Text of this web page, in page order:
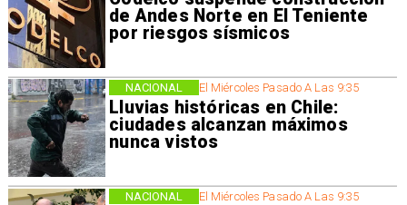
de Andes Norte en El Teniente
por riesgos sísmicos
El Miércoles Pasado A Las 9:35
Lluvias históricas en Chile:
ciudades alcanzan máximos
nunca vistos
NACIONAL
El Miércoles Pasado A Las 9:35
NACIONAL